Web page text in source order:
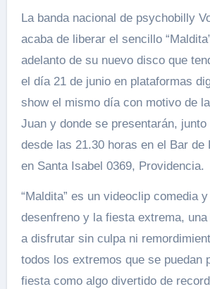
La banda nacional de psychobilly
acaba de liberar el sencillo
adelanto de su nuevo disco que
el día 21 de junio en plataformas
show el mismo día con motivo de
Juan y donde se presentarán, junto
desde las 21.30 horas en el Bar de
en Santa Isabel 0369, Providencia.
“Maldita” es un videoclip comedia y
desenfreno y la fiesta extrema,
a disfrutar sin culpa ni
todos los extremos que se puedan
fiesta como algo divertido de